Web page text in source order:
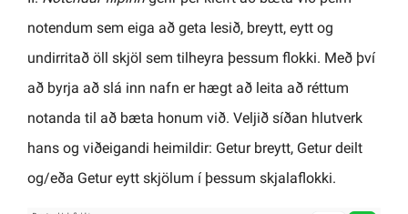
notendum sem eiga að geta lesið, breytt, eytt og
undirritað öll skjöl sem tilheyra þessum flokki. Með því
að byrja að slá inn nafn er hægt að leita að réttum
notanda til að bæta honum við. Veljið síðan hlutverk
hans og viðeigandi heimildir: Getur breytt, Getur deilt
og/eða Getur eytt skjölum í þessum skjalaflokki.